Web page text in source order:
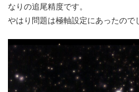
なりの追尾精度です。
やはり問題は極軸設定にあったので